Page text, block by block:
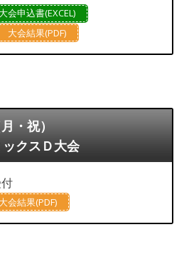
大会申込書(EXCEL)
大会結果(PDF)
・祝）
クスＤ大会
大会結果(PDF)